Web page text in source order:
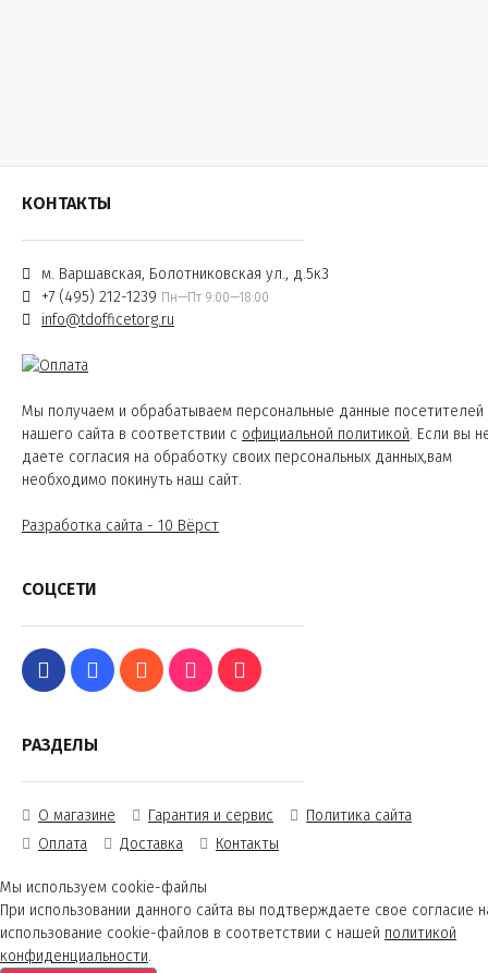
КОНТАКТЫ
м. Варшавская, Болотниковская ул., д.5к3
+7 (495) 212-1239 Пн—Пт 9:00—18:00
info@tdofficetorg.ru
Мы получаем и обрабатываем персональные данные посетителей
нашего сайта в соответствии с официальной политикой. Если вы
даете согласия на обработку своих персональных данных,вам
необходимо покинуть наш сайт.
Разработка сайта - 10 Вёрст
СОЦСЕТИ
РАЗДЕЛЫ
О магазине Гарантия и сервис
Политика сайта
Оплата
Доставка Контакты
Мы используем cookie-файлы
При использовании данного сайта вы подтверждаете свое согласие
использование cookie-файлов в соответствии с нашей политикой
конфиденциальности.